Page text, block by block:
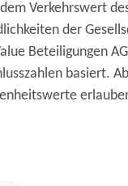
Verkehrswert
der
Beteiligungen
basiert.